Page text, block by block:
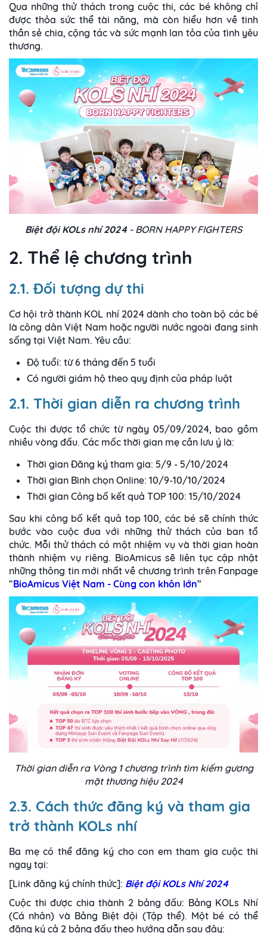
Qua những thử thách trong cuộc thi, các bé không chỉ
được thỏa sức thể tài năng, mà còn hiểu hơn về tinh
thần sẻ chia, cộng tác và sức mạnh lan tỏa của tình yêu
thương.
Biệt đội KOLs nhí 2024 - BORN HAPPY FIGHTERS
2. Thể lệ chương trình
2.1. Đối tượng dự thi
Cơ hội trở thành KOL nhí 2024 dành cho toàn bộ các bé
là công dân Việt Nam hoặc người nước ngoài đang sinh
sống tại Việt Nam. Yêu cầu:
Độ tuổi: từ 6 tháng đến 5 tuổi
Có người giám hộ theo quy định của pháp luật
2.1. Thời gian diễn ra chương trình
Cuộc thi được tổ chức từ ngày 05/09/2024, bao gồm
nhiều vòng đấu. Các mốc thời gian mẹ cần lưu ý là:
Thời gian Đăng ký tham gia: 5/9 - 5/10/2024
Thời gian Bình chọn Online: 10/9-10/10/2024
Thời gian Công bố kết quả TOP 100: 15/10/2024
Sau khi công bố kết quả top 100, các bé sẽ chính thức
bước vào cuộc đua với những thử thách của ban tổ
chức. Mỗi thử thách có một nhiệm vụ và thời gian hoàn
thành nhiệm vụ riêng. BioAmicus sẽ liên tục cập nhật
những thông tin mới nhất về chương trình trên Fanpage
“BioAmicus Việt Nam - Cùng con khôn lớn”
Thời gian diễn ra Vòng 1 chương trình tìm kiếm gương
mặt thương hiệu 2024
2.3. Cách thức đăng ký và tham gia
trở thành KOLs nhí
Ba mẹ có thể đăng ký cho con em tham gia cuộc thi
ngay tại:
[Link đăng ký chính thức]: Biệt đội KOLs Nhí 2024
Cuộc thi được chia thành 2 bảng đấu: Bảng KOLs Nhí
(Cá nhân) và Bảng Biệt đội (Tập thể). Một bé có thể
đăng ký cả 2 bảng đấu theo hướng dẫn sau đây: